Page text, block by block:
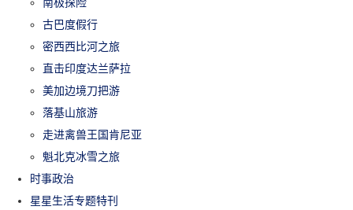
古巴度假行
密西西比河之旅
直击印度达兰萨拉
美加边境刀把游
落基山旅游
走进禽兽王国肯尼亚
魁北克冰雪之旅
时事政治
星星生活专题特刊